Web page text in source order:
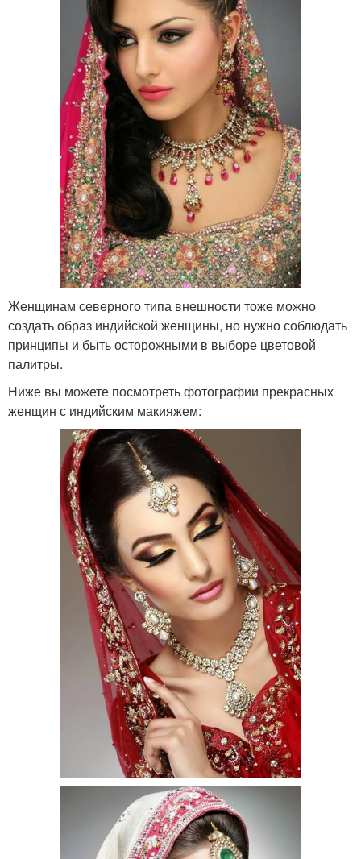
Женщинам северного типа внешности тоже можно
создать образ индийской женщины, но нужно соблюдать
принципы и быть осторожными в выборе цветовой
палитры.
Ниже вы можете посмотреть фотографии прекрасных
женщин с индийским макияжем: